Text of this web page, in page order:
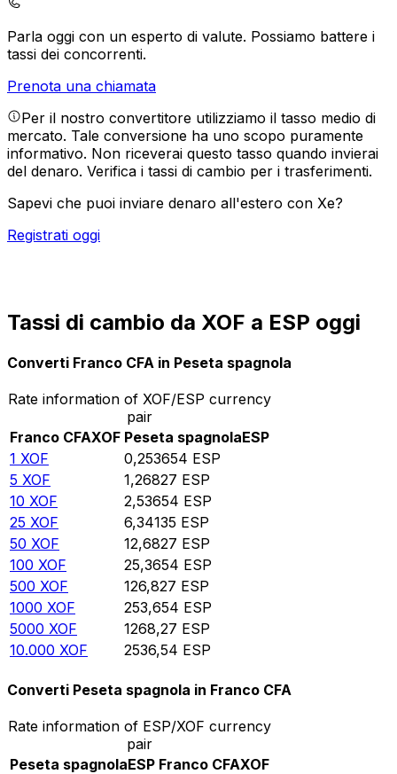
Parla oggi con un esperto di valute. Possiamo battere i
tassi dei concorrenti.
Prenota una chiamata
Per il nostro convertitore utilizziamo il tasso medio di
mercato. Tale conversione ha uno scopo puramente
informativo. Non riceverai questo tasso quando invierai
del denaro. Verifica i tassi di cambio per i trasferimenti.
Sapevi che puoi inviare denaro all'estero con Xe?
Registrati oggi
Tassi di cambio da XOF a ESP oggi
Converti Franco CFA in Peseta spagnola
Rate information of XOF/ESP currency
pair
Franco CFAXOF Peseta spagnolaESP
1 XOF 0,253654 ESP
5 XOF 1,26827 ESP
10 XOF 2,53654 ESP
25 XOF 6,34135 ESP
50 XOF 12,6827 ESP
100 XOF 25,3654 ESP
500 XOF 126,827 ESP
1000 XOF 253,654 ESP
5000 XOF 1268,27 ESP
10.000 XOF 2536,54 ESP
Converti Peseta spagnola in Franco CFA
Rate information of ESP/XOF currency
pair
Peseta spagnolaESP Franco CFAXOF